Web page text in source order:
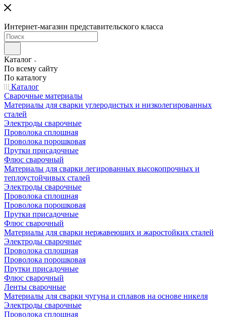
Интернет-магазин представительского класса
Каталог
По всему сайту
По каталогу
Каталог
Сварочные материалы
Материалы для сварки углеродистых и низколегированных
сталей
Электроды сварочные
Проволока сплошная
Проволока порошковая
Прутки присадочные
Флюс сварочный
Материалы для сварки легированных высокопрочных и
теплоустойчивых сталей
Электроды сварочные
Проволока сплошная
Проволока порошковая
Прутки присадочные
Флюс сварочный
Материалы для сварки нержавеющих и жаростойких сталей
Электроды сварочные
Проволока сплошная
Проволока порошковая
Прутки присадочные
Флюс сварочный
Ленты сварочные
Материалы для сварки чугуна и сплавов на основе никеля
Электроды сварочные
Проволока сплошная